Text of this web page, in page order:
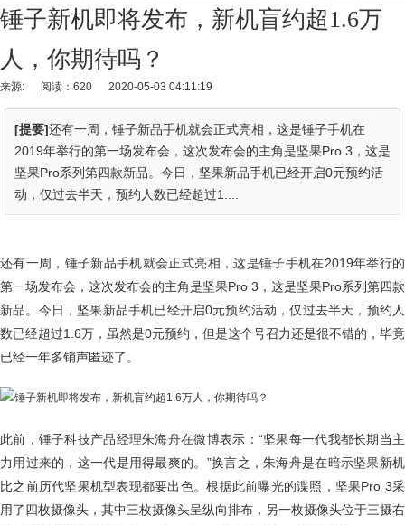
锤子新机即将发布，新机盲约超1.6万
人，你期待吗？
来源: 阅读：620 2020-05-03 04:11:19
[提要]还有一周，锤子新品手机就会正式亮相，这是锤子手机在
2019年举行的第一场发布会，这次发布会的主角是坚果Pro 3，这是
坚果Pro系列第四款新品。今日，坚果新品手机已经开启0元预约活
动，仅过去半天，预约人数已经超过1....
还有一周，锤子新品手机就会正式亮相，这是锤子手机在2019年举行的
第一场发布会，这次发布会的主角是坚果Pro 3，这是坚果Pro系列第四款
新品。今日，坚果新品手机已经开启0元预约活动，仅过去半天，预约人
数已经超过1.6万，虽然是0元预约，但是这个号召力还是很不错的，毕竟
已经一年多销声匿迹了。
此前，锤子科技产品经理朱海舟在微博表示：“坚果每一代我都长期当主
力用过来的，这一代是用得最爽的。”换言之，朱海舟是在暗示坚果新机
比之前历代坚果机型表现都要出色。根据此前曝光的谍照，坚果Pro 3采
用了四枚摄像头，其中三枚摄像头呈纵向排布，另一枚摄像头位于三摄右